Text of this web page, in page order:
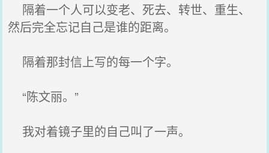
隔着一个人可以变老、死去、转世、重生、
然后完全忘记自己是谁的距离。
隔着那封信上写的每一个字。
“陈文丽。”
我对着镜子里的自己叫了一声。